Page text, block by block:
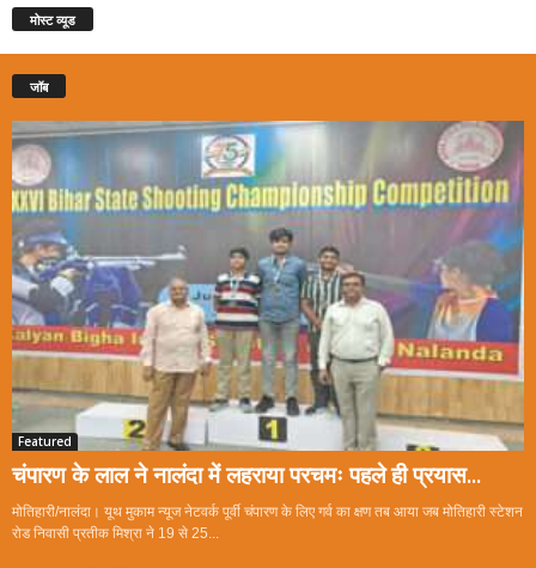
मोस्ट व्यूड
जॉब
Featured
चंपारण के लाल ने नालंदा में लहराया परचमः पहले ही प्रयास...
मोतिहारी/नालंदा। यूथ मुकाम न्यूज नेटवर्क पूर्वी चंपारण के लिए गर्व का क्षण तब आया जब मोतिहारी स्टेशन
रोड निवासी प्रतीक मिश्रा ने 19 से 25...